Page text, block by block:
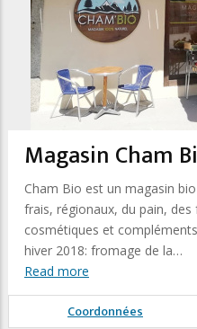
Magasin Cham
Cham Bio est un magasin
frais, régionaux, du pain,
cosmétiques et
hiver 2018: fromage de la…
Read more
Coordonnées